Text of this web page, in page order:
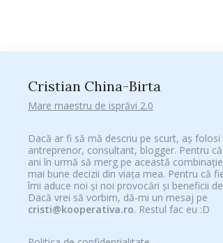
Cristian China-Birta
Mare maestru de isprăvi 2.0
Dacă ar fi să mă descriu pe scurt, aș folosi
antreprenor, consultant, blogger. Pentru
ani în urmă să merg pe această
mai bune decizii din viața mea. Pentru că
îmi aduce noi și noi provocări și beneficii
Dacă vrei să vorbim, dă-mi un mesaj pe
cristi@kooperativa.ro. Restul fac eu :D